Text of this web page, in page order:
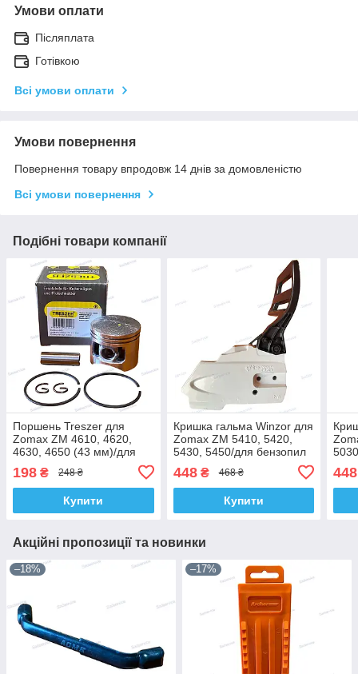
Умови оплати
Післяплата
Готівкою
Всі умови оплати
Умови повернення
Повернення товару впродовж 14 днів за домовленістю
Всі умови повернення
Подібні товари компанії
Поршень Treszer для
Zomax ZM 4610, 4620,
4630, 4650 (43 мм)/для
198 ₴ 248 ₴
Купити
Кришка гальма Winzor для
Zomax ZM 5410, 5420,
5430, 5450/для бензопил
448₴ 468 ₴
Купити
448
Акційні пропозиції та новинки
–18% –17%